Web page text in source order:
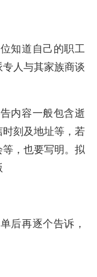
知道自己的职工
人与其家族商谈
内容一般包含逝
刻及地址等，若
，也要写明。拟
后再逐个告诉，